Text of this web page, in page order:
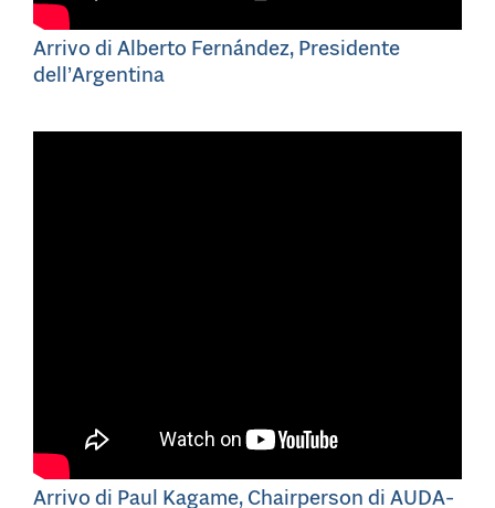
Arrivo di Alberto Fernández, Presidente
dell’Argentina
Arrivo di Paul Kagame, Chairperson di AUDA-